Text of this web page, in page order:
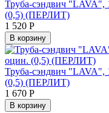
Труба-сэндвич "LAVA",
(0,5) (ПЕРЛИТ)
1 520 Р
В корзину
Труба-сэндвич "LAVA",
(0,5) (ПЕРЛИТ)
1 670 Р
В корзину